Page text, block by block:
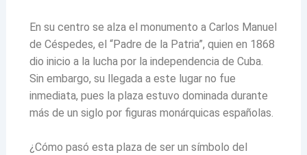
En su centro se alza el monumento a Carlos Manuel
de Céspedes, el “Padre de la Patria”, quien en 1868
dio inicio a la lucha por la independencia de Cuba.
Sin embargo, su llegada a este lugar no fue
inmediata, pues la plaza estuvo dominada durante
más de un siglo por figuras monárquicas españolas.
¿Cómo pasó esta plaza de ser un símbolo del